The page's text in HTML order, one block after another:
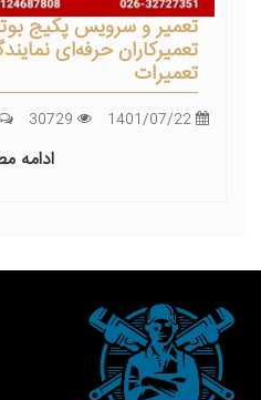
تعمیر و سرویس پکیج
تعمیرکاران حرفه‌ای
تعمیرات
ادامه